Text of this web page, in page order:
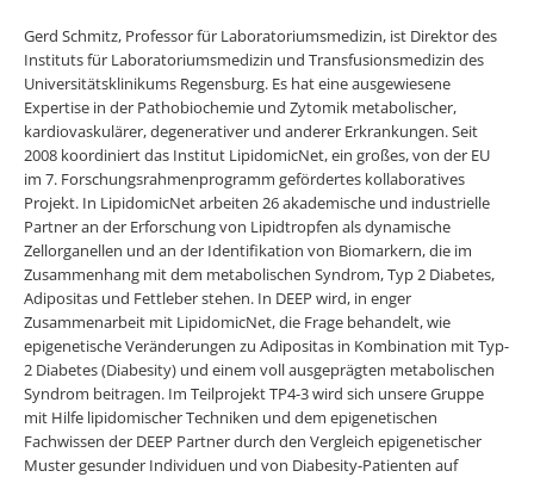
Gerd Schmitz, Professor für Laboratoriumsmedizin, ist Direktor des
Instituts für Laboratoriumsmedizin und Transfusionsmedizin des
Universitätsklinikums Regensburg. Es hat eine ausgewiesene
Expertise in der Pathobiochemie und Zytomik metabolischer,
kardiovaskulärer, degenerativer und anderer Erkrankungen. Seit
2008 koordiniert das Institut LipidomicNet, ein großes, von der EU
im 7. Forschungsrahmenprogramm gefördertes kollaboratives
Projekt. In LipidomicNet arbeiten 26 akademische und industrielle
Partner an der Erforschung von Lipidtropfen als dynamische
Zellorganellen und an der Identifikation von Biomarkern, die im
Zusammenhang mit dem metabolischen Syndrom, Typ 2 Diabetes,
Adipositas und Fettleber stehen. In DEEP wird, in enger
Zusammenarbeit mit LipidomicNet, die Frage behandelt, wie
epigenetische Veränderungen zu Adipositas in Kombination mit Typ-
2 Diabetes (Diabesity) und einem voll ausgeprägten metabolischen
Syndrom beitragen. Im Teilprojekt TP4-3 wird sich unsere Gruppe
mit Hilfe lipidomischer Techniken und dem epigenetischen
Fachwissen der DEEP Partner durch den Vergleich epigenetischer
Muster gesunder Individuen und von Diabesity-Patienten auf